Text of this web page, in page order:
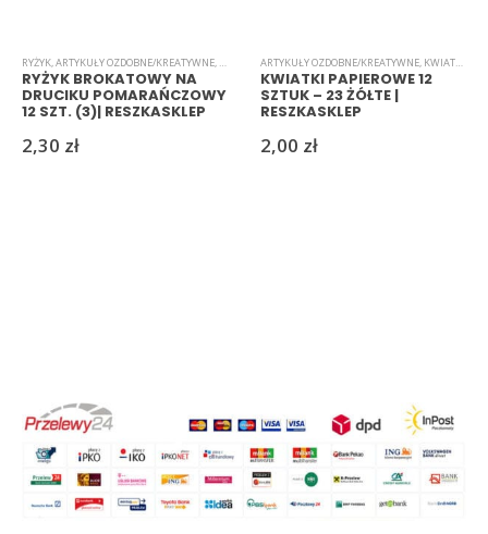
RYŻYK,ARTYKUŁY OZDOBNE/KREATYWNE, KWIATKI
RYŻYK BROKATOWY NA
DRUCIKU POMARAŃCZOWY
12 SZT. (3)| RESZKASKLEP
2,30 zł
ARTYKUŁY OZDOBNE/KREATYWNE, KWIATKI
KWIATKI PAPIEROWE 12
SZTUK – 23 ŻÓŁTE |
RESZKASKLEP
2,00 zł